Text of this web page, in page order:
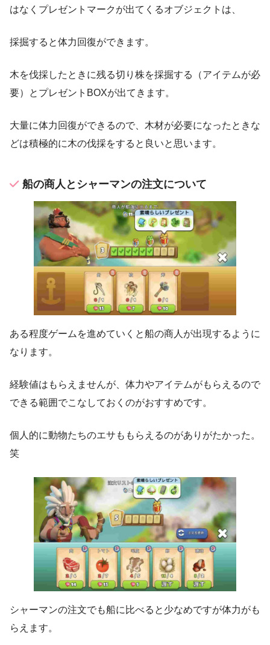
はなくプレゼントマークが出てくるオブジェクトは、
採掘すると体力回復ができます。
木を伐採したときに残る切り株を採掘する（アイテムが必
要）とプレゼントBOXが出てきます。
大量に体力回復ができるので、木材が必要になったときな
どは積極的に木の伐採をすると良いと思います。
船の商人とシャーマンの注文について
ある程度ゲームを進めていくと船の商人が出現するように
なります。
経験値はもらえませんが、体力やアイテムがもらえるので
できる範囲でこなしておくのがおすすめです。
個人的に動物たちのエサももらえるのがありがたかった。
笑
シャーマンの注文でも船に比べると少なめですが体力がも
らえます。